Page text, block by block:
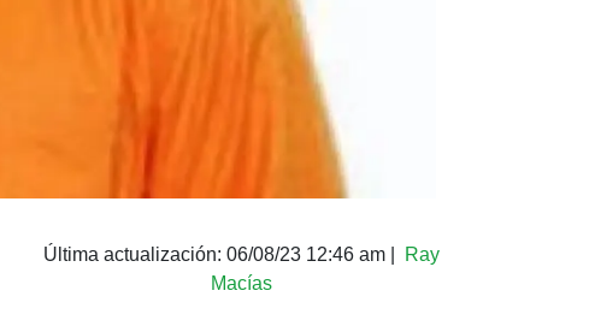
Última actualización: 06/08/23 12:46 am|
Ray
Macías